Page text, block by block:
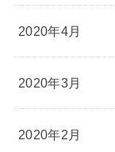
2020年4月
2020年3月
2020年2月